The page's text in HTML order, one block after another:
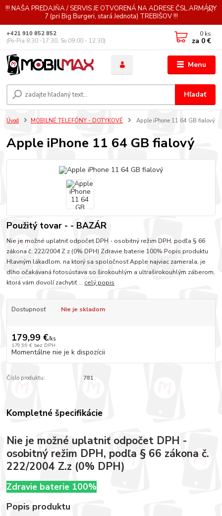
!!! NAŠA PREDAJŇA / SERVIS JE OTVORENÁ NA ADRESE ČSL.ARMÁDY
7 (pri Big Burgeri, stará Jednota) TREBIŠOV !!!
Menu
Hľadať
+421 910 852 852
(Po-Pia 8:30 -17:30, So 09:00 - 12:30)
0 ks
za 0 €
Úvod MOBILNÉ TELEFÓNY - DOTYKOVÉ Apple iPhone 11 64 GB fialový
Apple iPhone 11 64 GB fialový
Použitý tovar - - BAZÁR
Nie je možné uplatniť odpočet DPH - osobitný režim DPH, podľa § 66
zákona č. 222/2004 Z.z (0% DPH) Zdravie baterie 100% Popis produktu
Hlavným lákadlom, na ktorý sa spoločnosť Apple najviac zamerala, je
dlho očakávaná fotosústava so širokouhlým a ultraširokouhlým záberom,
ktorá vám dovolí zachytiť ... celý popis
Dostupnosť Nie je skladom
179,99 €/ks
179,99 € bez DPH
Momentálne nie je k dispozícii
Číslo produktu: 781
Kompletné špecifikácie
Nie je možné uplatniť odpočet DPH -
osobitný režim DPH, podľa § 66 zákona č.
222/2004 Z.z (0% DPH)
Zdravie baterie 100%
Popis produktu